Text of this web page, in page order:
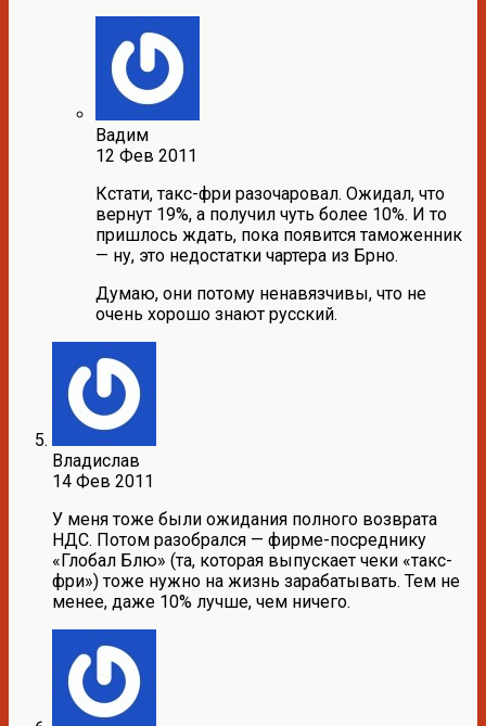
Вадим
12 Фев 2011
Кстати, такс-фри разочаровал. Ожидал, что
вернут 19%, а получил чуть более 10%. И то
пришлось ждать, пока появится таможенник
— ну, это недостатки чартера из Брно.
Думаю, они потому ненавязчивы, что не
очень хорошо знают русский.
Владислав
14 Фев 2011
У меня тоже были ожидания полного возврата
НДС. Потом разобрался — фирме-посреднику
«Глобал Блю» (та, которая выпускает чеки «такс-
фри») тоже нужно на жизнь зарабатывать. Тем не
менее, даже 10% лучше, чем ничего.